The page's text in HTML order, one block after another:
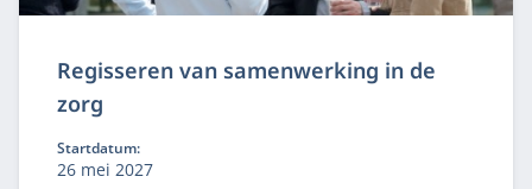
Regisseren van samenwerking in de
zorg
Startdatum:
26 mei 2027